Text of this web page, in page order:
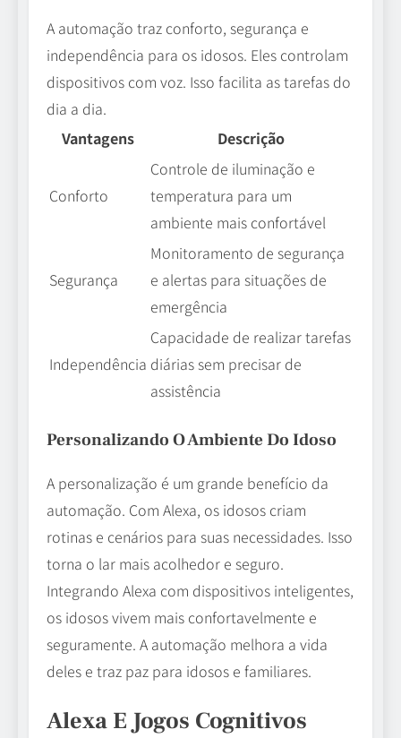
A automação traz conforto, segurança e
independência para os idosos. Eles controlam
dispositivos com voz. Isso facilita as tarefas do
dia a dia.
Vantagens
Descrição
Conforto
Controle de iluminação e
temperatura para um
ambiente mais confortável
Segurança
Monitoramento de segurança
e alertas para situações de
emergência
Independência
Capacidade de realizar tarefas
diárias sem precisar de
assistência
Personalizando O Ambiente Do Idoso
A personalização é um grande benefício da
automação. Com Alexa, os idosos criam
rotinas e cenários para suas necessidades. Isso
torna o lar mais acolhedor e seguro.
Integrando Alexa com dispositivos inteligentes,
os idosos vivem mais confortavelmente e
seguramente. A automação melhora a vida
deles e traz paz para idosos e familiares.
Alexa E Jogos Cognitivos